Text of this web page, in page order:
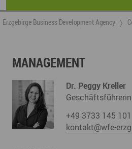
Erzgebirge Business Development Agency
MANAGEMENT
Dr. Peggy Kreller
Geschäftsführerin
+49 3733 145 101
kontakt@wfe-